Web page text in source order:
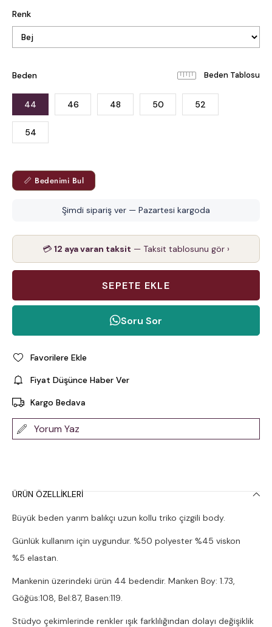
Renk
Beden Beden Tablosu
44 46 48 50 52
54
📏 Bedenimi Bul
Şimdi sipariş ver — Pazartesi kargoda
💳 12 aya varan taksit — Taksit tablosunu gör ›
Soru Sor
Favorilere Ekle
Fiyat Düşünce Haber Ver
Kargo Bedava
Yorum Yaz
ÜRÜN ÖZELLIKLERI
Büyük beden yarım balıkçı uzun kollu triko çizgili body.
Günlük kullanım için uygundur. %50 polyester %45 viskon
%5 elastan.
Mankenin üzerindeki ürün 44 bedendir. Manken Boy: 1.73,
Göğüs:108, Bel:87, Basen:119.
Stüdyo çekimlerinde renkler ışık farklılığından dolayı değişiklik